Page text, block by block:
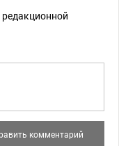
редакционной